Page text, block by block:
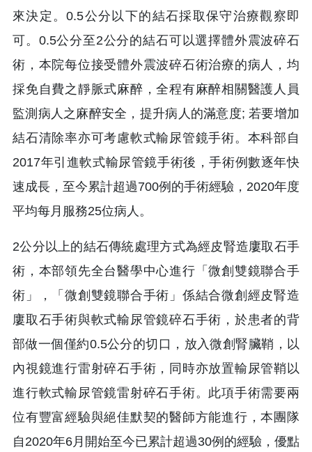
來決定。0.5公分以下的結石採取保守治療觀察即
可。0.5公分至2公分的結石可以選擇體外震波碎石
術，本院每位接受體外震波碎石術治療的病人，均
採免自費之靜脈式麻醉，全程有麻醉相關醫護人員
監測病人之麻醉安全，提升病人的滿意度; 若要增加
結石清除率亦可考慮軟式輸尿管鏡手術。本科部自
2017年引進軟式輸尿管鏡手術後，手術例數逐年快
速成長，至今累計超過700例的手術經驗，2020年度
平均每月服務25位病人。
2公分以上的結石傳統處理方式為經皮腎造廔取石手
術，本部領先全台醫學中心進行「微創雙鏡聯合手
術」，「微創雙鏡聯合手術」係結合微創經皮腎造
廔取石手術與軟式輸尿管鏡碎石手術，於患者的背
部做一個僅約0.5公分的切口，放入微創腎臟鞘，以
內視鏡進行雷射碎石手術，同時亦放置輸尿管鞘以
進行軟式輸尿管鏡雷射碎石手術。此項手術需要兩
位有豐富經驗與絕佳默契的醫師方能進行，本團隊
自2020年6月開始至今已累計超過30例的經驗，優點